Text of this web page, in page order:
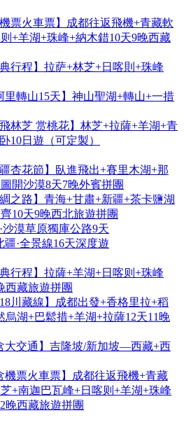
票火車票】成都往返飛機+青藏軟
+羊湖+珠峰+納木錯10天9晚西藏
行程】拉萨+林芝+日喀則+珠峰
里轉山15天】神山聖湖+轉山+一措
林芝 赏桃花】林芝+拉薩+羊湖+青
10日遊（可定製）
杏花節】臥進飛出+賽里木湖+那
開沙漠8天7晚外賓拼團
之路】青海+甘肅+新疆+茶卡鹽湖
10天9晚西北旅遊拼團
沙漠草原獨庫公路9天
疆·全景線16天深度遊
行程】拉薩+羊湖+日喀则+珠峰
西藏旅遊拼團
川藏線】成都出發+香格里拉+稻
烏湖+巴鬆措+羊湖+拉薩12天11晚
大交通】吉隆坡/新加坡—西藏+西
機票火車票】成都往返飛機+青藏
+南迦巴瓦峰+日喀则+羊湖+珠峰
晚西藏旅遊拼團